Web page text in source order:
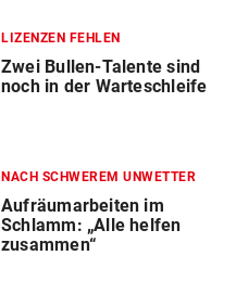
LIZENZEN FEHLEN
Zwei Bullen-Talente sind
noch in der Warteschleife
NACH SCHWEREM UNWETTER
Aufräumarbeiten im
Schlamm: „Alle helfen
zusammen“